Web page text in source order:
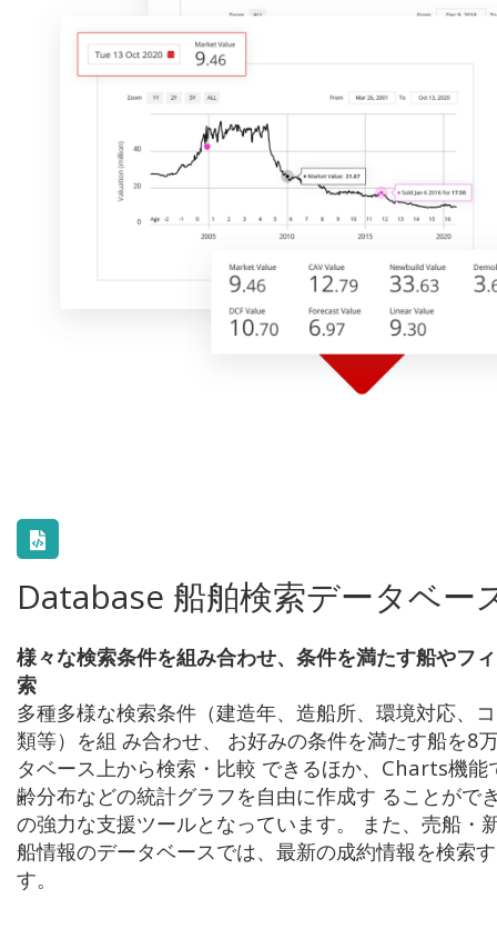
Database 船舶検索データベー
様々な検索条件を組み合わせ、条件を満たす船やフ
索
多種多様な検索条件（建造年、造船所、環境対応、
類等）を組 み合わせ、 お好みの条件を満たす船を8
タベース上から検索・比較 できるほか、Charts機能
齢分布などの統計グラフを自由に作成す ることがで
の強力な支援ツールとなっています。 また、売船・
船情報のデータベースでは、最新の成約情報を検索
す。